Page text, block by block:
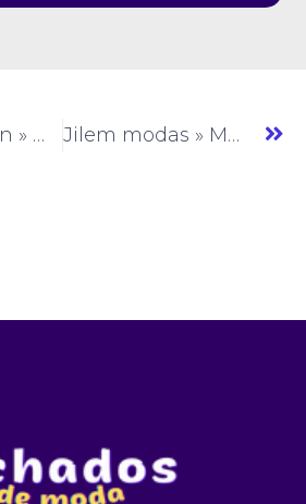
Nina Fashion » Moda Feminina » SP » (#AM801) Jilem modas » Moda Feminina » SP » (#AM803)